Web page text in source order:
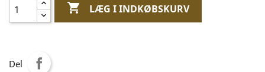
 LÆG I INDKØBSKURV
Del